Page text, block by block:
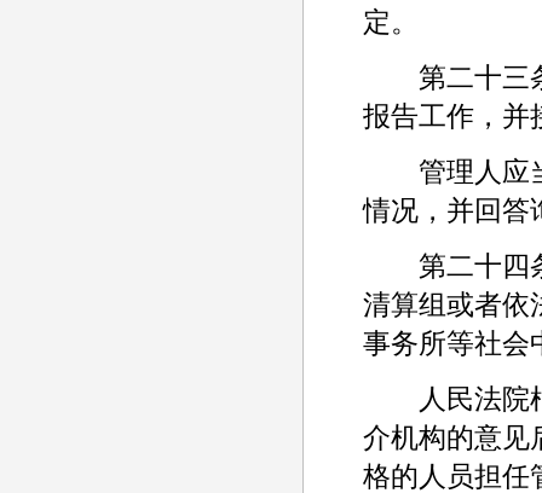
定。
第二十三条
报告工作，并
管理人应当
情况，并回答
第二十四条
清算组或者依
事务所等社会
人民法院根
介机构的意见
格的人员担任